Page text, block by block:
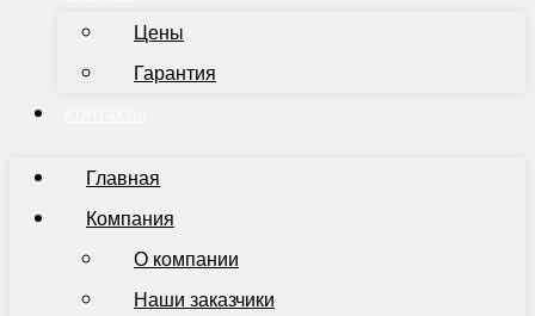
Цены
Гарантия
Главная
Компания
О компании
Наши заказчики